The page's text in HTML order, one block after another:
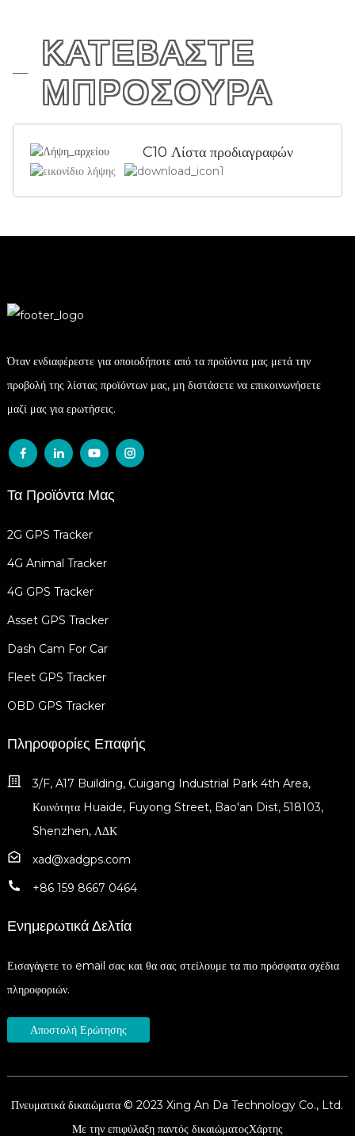
ΚΑΤΕΒΑΣΤΕ
ΜΠΡΟΣΟΥΡΑ
C10 Λίστα προδιαγραφών
Όταν ενδιαφέρεστε για οποιοδήποτε από τα προϊόντα μας μετά την
προβολή της λίστας προϊόντων μας, μη διστάσετε να επικοινωνήσετε
μαζί μας για ερωτήσεις.
Τα Προϊόντα Μας
2G GPS Tracker
4G Animal Tracker
4G GPS Tracker
Asset GPS Tracker
Dash Cam For Car
Fleet GPS Tracker
OBD GPS Tracker
Πληροφορίες Επαφής
3/F, A17 Building, Cuigang Industrial Park 4th Area,
Κοινότητα Huaide, Fuyong Street, Bao'an Dist, 518103,
Shenzhen, ΛΔΚ
xad@xadgps.com
+86 159 8667 0464
Ενημερωτικά Δελτία
Εισαγάγετε το email σας και θα σας στείλουμε τα πιο πρόσφατα σχέδια
πληροφοριών.
Αποστολή Ερώτησης
Πνευματικά δικαιώματα © 2023 Xing An Da Technology Co., Ltd.
Με την επιφύλαξη παντός δικαιώματοςΧάρτης